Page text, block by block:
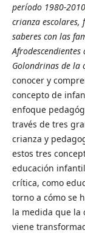
período 1980-2010
crianza
saberes con las
Golondrinas de la
conocer y
concepto de
enfoque
través de tres
crianza y
estos tres
educación
crítica, como
torno a cómo se
la medida que la
viene